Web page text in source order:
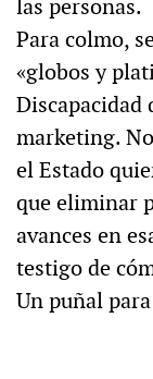
las personas.
Para colmo,
«globos y
Discapacidad
marketing.
el Estado
que eliminar
avances en
testigo de
Un puñal